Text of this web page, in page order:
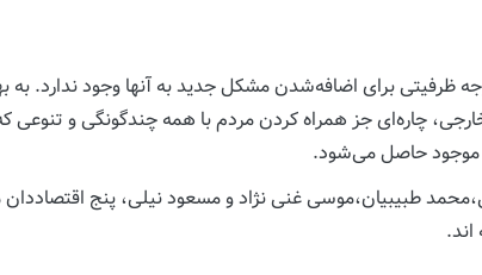
ظرفیتی برای اضافه‌شدن مشکل جدید به آنها وجود ندارد. به
چاره‌ای جز همراه کردن مردم با همه چندگونگی و تنوعی که
موجود حاصل می‌شود.
طبیبیان،موسی غنی نژاد و مسعود نیلی، پنج اقتصاددان